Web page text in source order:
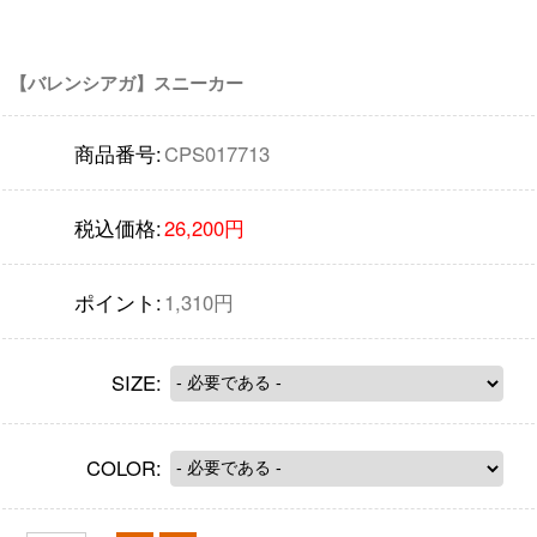
【バレンシアガ】スニーカー
商品番号:CPS017713
税込価格:26,200円
ポイント:1,310円
SIZE:
COLOR: